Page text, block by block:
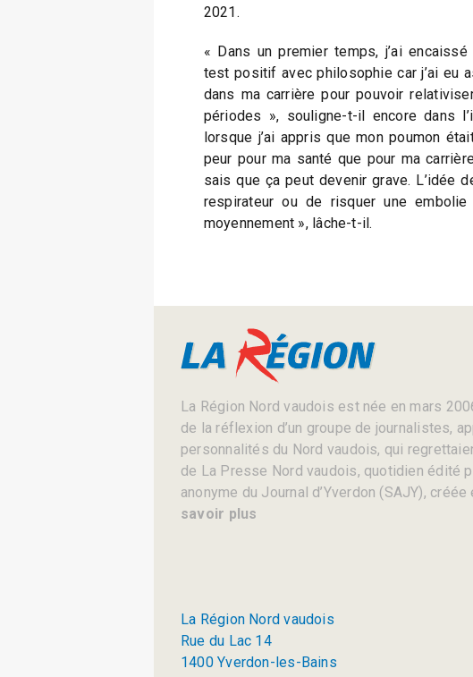
2021.
« Dans un premier temps, j’ai
test positif avec philosophie car j’ai eu
dans ma carrière pour pouvoir
périodes », souligne-t-il encore dans
lorsque j’ai appris que mon poumon
peur pour ma santé que pour ma
sais que ça peut devenir grave. L’idée
respirateur ou de risquer une embolie
moyennement », lâche-t-il.
La Région Nord vaudois est née en mars
de la réflexion d’un groupe de journalistes,
personnalités du Nord vaudois, qui
de La Presse Nord vaudois, quotidien édité
anonyme du Journal d’Yverdon (SAJY), créée
savoir plus
La Région Nord vaudois
Rue du Lac 14
1400 Yverdon-les-Bains